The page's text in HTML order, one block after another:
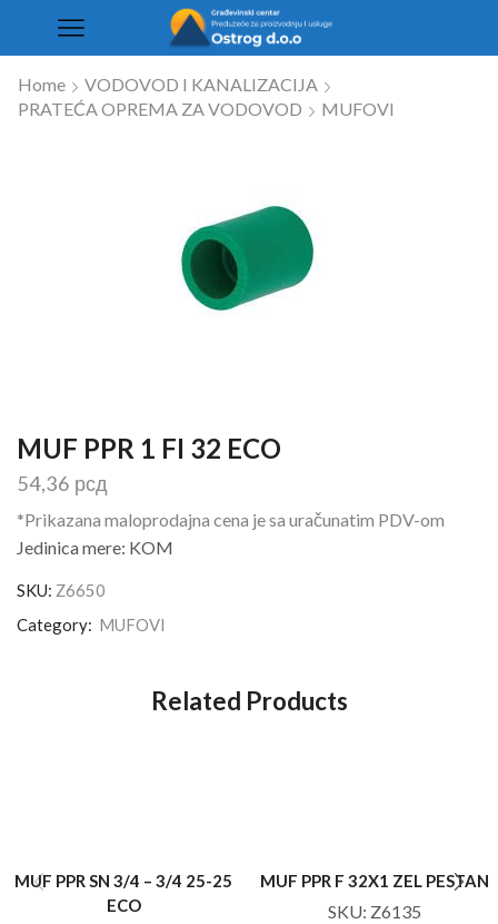
Home
VODOVOD I KANALIZACIJA
PRATEĆA OPREMA ZA VODOVOD
MUFOVI
MUF PPR 1 FI 32 ECO
54,36 рсд
*Prikazana maloprodajna cena je sa uračunatim PDV-om
Jedinica mere: KOM
SKU: Z6650
Category: MUFOVI
Related Products
MUF PPR SN 3/4 – 3/4 25-25
ECO
MUF PPR F 32X1 ZEL PESTAN
SKU: Z6135